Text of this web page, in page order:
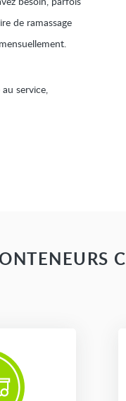
de ramassage
service,